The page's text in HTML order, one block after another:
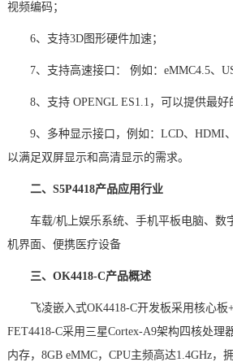
视频编码；
6、支持3D图形硬件加速；
7、支持高速接口： 例如：eMMC4.5、
8、支持 OPENGL ES1.1，可以提供最好
9、多种显示接口 ，例如：LCD、HDMI
以满足双屏显示和高清显示的需求。
二、 S5P4418产品应用行业
车载/机上娱乐系统、手机平板电脑、 数
机界面、便携医疗设备
三、 OK4418-C产品概述
飞凌嵌入式OK4418-C开发板采用核心板
FET4418-C采用三星Cortex-A9架构四核处理
内存，8GB eMMC，CPU主频高达1.4GHz，